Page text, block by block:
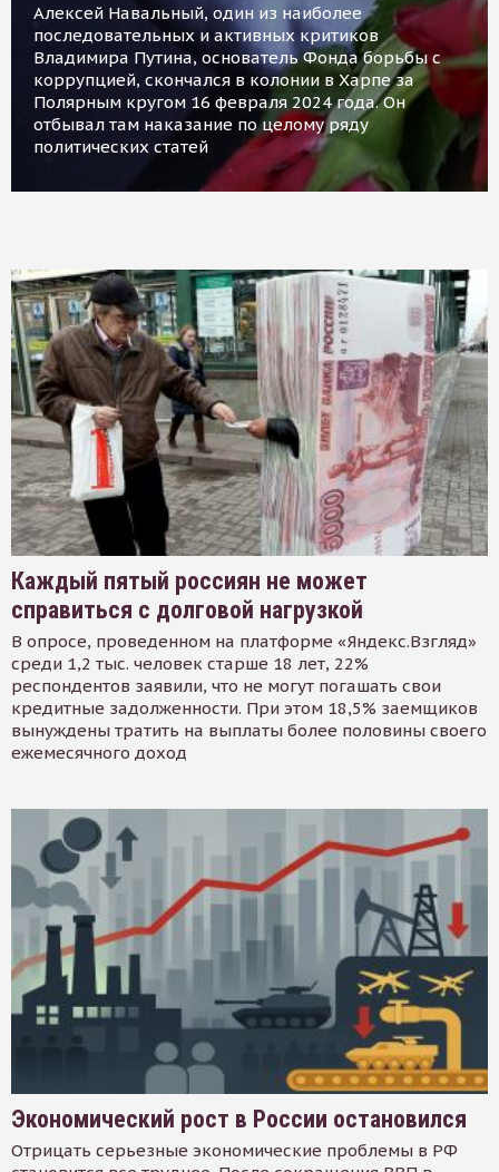
Алексей Навальный, один из наиболее
последовательных и активных критиков
Владимира Путина, основатель Фонда борьбы с
коррупцией, скончался в колонии в Харпе за
Полярным кругом 16 февраля 2024 года. Он
отбывал там наказание по целому ряду
политических статей
Каждый пятый россиян не может
справиться с долговой нагрузкой
В опросе, проведенном на платформе «Яндекс.Взгляд»
среди 1,2 тыс. человек старше 18 лет, 22%
респондентов заявили, что не могут погашать свои
кредитные задолженности. При этом 18,5% заемщиков
вынуждены тратить на выплаты более половины своего
ежемесячного доход
Экономический рост в России остановился
Отрицать серьезные экономические проблемы в РФ